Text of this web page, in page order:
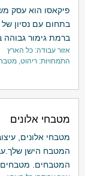
פיקאסו הוא עסק
ברמת גימור גבוהה
אזור עבודה: כל הארץ
התמחויות: ריהוט,
מטבחי אלונים
מטבחי אלונים,
המטבח הישן
המטבחים. מטבחים